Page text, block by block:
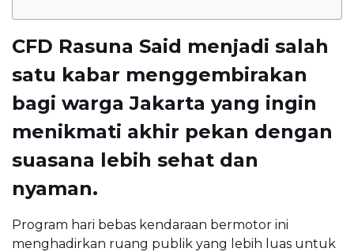
CFD Rasuna Said menjadi salah
satu kabar menggembirakan
bagi warga Jakarta yang ingin
menikmati akhir pekan dengan
suasana lebih sehat dan
nyaman.
Program hari bebas kendaraan bermotor ini
menghadirkan ruang publik yang lebih luas untuk